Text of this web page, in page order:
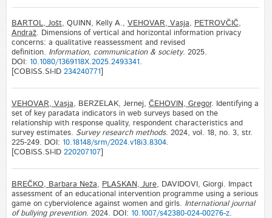
BARTOL, Jošt, QUINN, Kelly A., VEHOVAR, Vasja, PETROVČIČ,
Andraž. Dimensions of vertical and horizontal information privacy
concerns: a qualitative reassessment and revised
definition. Information, communication & society. 2025.
DOI: 10.1080/1369118X.2025.2493341 .
[COBISS.SI-ID 234240771
VEHOVAR, Vasja, BERZELAK, Jernej, ČEHOVIN, Gregor. Identifying a
set of key paradata indicators in web surveys based on the
relationship with response quality, respondent characteristics and
survey estimates. Survey research methods. 2024, vol. 18, no. 3, str.
225-249. DOI: 10.18148/srm/2024.v18i3.8304.
[COBISS.SI-ID 220207107]
BREČKO, Barbara Neža, PLASKAN, Jure, DAVIDOVI, Giorgi. Impact
assessment of an educational intervention programme using a serious
game on cyberviolence against women and girls. International journal
of bullying prevention. 2024. DOI: 10.1007/s42380-024-00276-z.